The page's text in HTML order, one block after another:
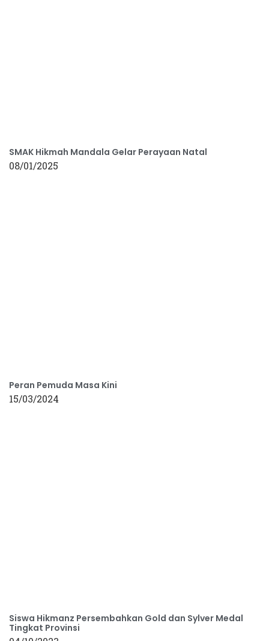
SMAK Hikmah Mandala Gelar Perayaan Natal
08/01/2025
Peran Pemuda Masa Kini
15/03/2024
Siswa Hikmanz Persembahkan Gold dan Sylver Medal
Tingkat Provinsi